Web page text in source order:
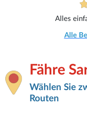
Alles
Alle
Fähre
Wählen Sie
Routen